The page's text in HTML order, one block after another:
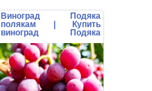
Виноград Подяка
полякам | Купить
виноград Подяка
полякам